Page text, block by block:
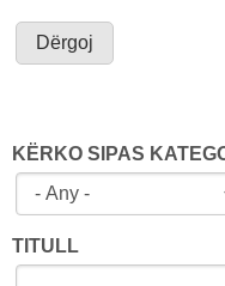
KËRKO SIPAS
TITULL